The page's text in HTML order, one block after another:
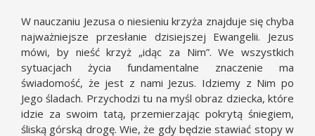
W nauczaniu Jezusa o niesieniu krzyża znajduje się chyba
najważniejsze przesłanie dzisiejszej Ewangelii. Jezus
mówi, by nieść krzyż „idąc za Nim”. We wszystkich
sytuacjach życia fundamentalne znaczenie ma
świadomość, że jest z nami Jezus. Idziemy z Nim po
Jego śladach. Przychodzi tu na myśl obraz dziecka, które
idzie za swoim tatą, przemierzając pokrytą śniegiem,
śliską górską drogę. Wie, że gdy będzie stawiać stopy w